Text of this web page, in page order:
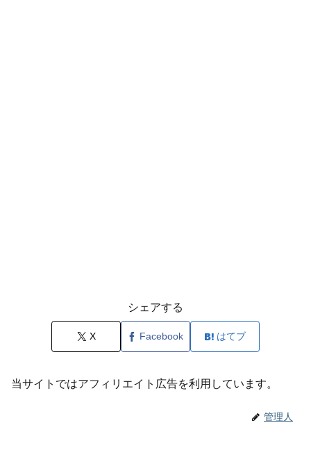
シェアする
X Facebook はてブ
当サイトではアフィリエイト広告を利用しています。
管理人